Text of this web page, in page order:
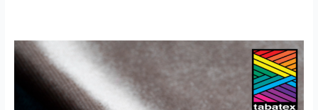
Decoración
con
terciopelo:
Elegancia